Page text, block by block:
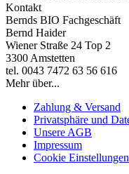
Kontakt
Bernds BIO Fachgeschäft
Bernd Haider
Wiener Straße 24 Top 2
3300 Amstetten
tel. 0043 7472 63 56 616
Mehr über...
Zahlung & Versand
Privatsphäre und
Unsere AGB
Impressum
Cookie Einstellungen